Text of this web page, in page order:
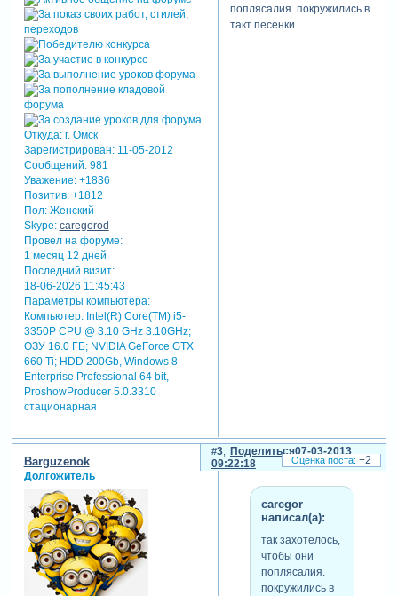
Откуда:г. Омск
Зарегистрирован: 11-05-2012
Сообщений:981
Уважение: +1836
Позитив: +1812
Пол:Женский
Skype: caregorod
Провел на форуме:
1 месяц 12 дней
Последний визит:
18-06-2026 11:45:43
Параметры компьютера:
Компьютер: Intel(R) Core(TM) i5-
3350P CPU @ 3.10 GHz 3.10GHz;
ОЗУ 16.0 ГБ; NVIDIA GeForce GTX
660 Ti; HDD 200Gb, Windows 8
Enterprise Professional 64 bit,
ProshowProducer 5.0.3310
стационарная
поплясалия. покружились в
такт песенки.
Поделиться
3
07-03-2013
09:22:18
Barguzenok
Долгожитель
caregor
написал(а):
так захотелось,
чтобы они
поплясалия.
покружились в
+2